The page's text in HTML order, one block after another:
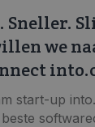
Sneller.
we
start-up